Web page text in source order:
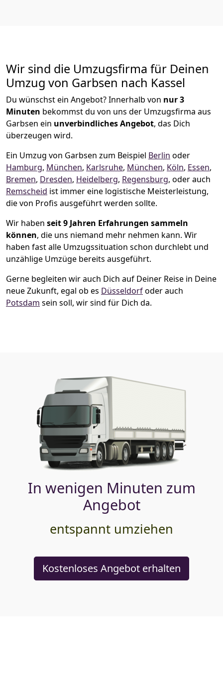
Wir sind die Umzugsfirma für Deinen
Umzug von Garbsen nach Kassel
Du wünschst ein Angebot? Innerhalb von nur 3
Minuten bekommst du von uns der Umzugsfirma aus
Garbsen ein unverbindliches Angebot, das Dich
überzeugen wird.
Ein Umzug von Garbsen zum Beispiel Berlin oder
Hamburg, München, Karlsruhe, München, Köln, Essen,
Bremen, Dresden, Heidelberg, Regensburg, oder auch
Remscheid ist immer eine logistische Meisterleistung,
die von Profis ausgeführt werden sollte.
Wir haben seit9 Jahren Erfahrungen sammeln
können, die uns niemand mehr nehmen kann. Wir
haben fast alle Umzugssituation schon durchlebt und
unzählige Umzüge bereits ausgeführt.
Gerne begleiten wir auch Dich auf Deiner Reise in Deine
neue Zukunft, egal ob es Düsseldorfoder auch
Potsdam sein soll, wir sind für Dich da.
In wenigen Minuten zum
Angebot
entspannt umziehen
Kostenloses Angebot erhalten